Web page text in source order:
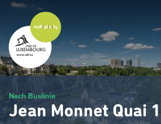
Zum
Hauptinhalt
gehen
Nach Buslinie
Jean Monnet Quai 1